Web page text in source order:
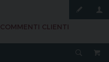
COMMENTI CLIENTI